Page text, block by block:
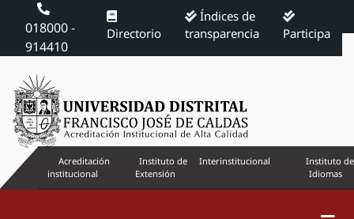
018000 -
914410
Directorio
Índices de
transparencia
Participa
Acreditación
institucional
Instituto de
Extensión
Interinstitucional
Instituto de
Idiomas